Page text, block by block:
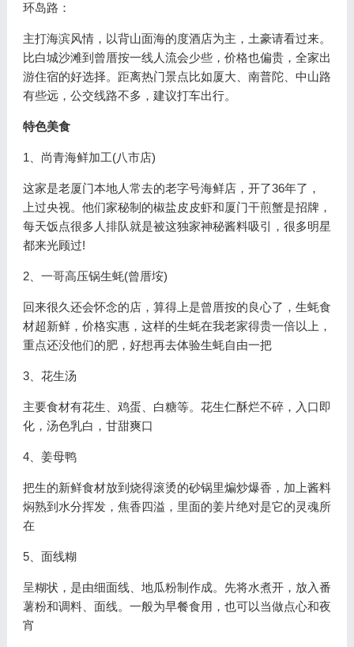
环岛路：
主打海滨风情，以背山面海的度酒店为主，土豪请看过来。
比白城沙滩到曾厝按一线人流会少些，价格也偏贵，全家出
游住宿的好选择。距离热门景点比如厦大、南普陀、中山路
有些远，公交线路不多，建议打车出行。
特色美食
1、尚青海鲜加工(八市店)
这家是老厦门本地人常去的老字号海鲜店，开了36年了，
上过央视。他们家秘制的椒盐皮皮虾和厦门干煎蟹是招牌，
每天饭点很多人排队就是被这独家神秘酱料吸引，很多明星
都来光顾过!
2、一哥高压锅生蚝(曾厝垵)
回来很久还会怀念的店，算得上是曾厝按的良心了，生蚝食
材超新鲜，价格实惠，这样的生蚝在我老家得贵一倍以上，
重点还没他们的肥，好想再去体验生蚝自由一把
3、花生汤
主要食材有花生、鸡蛋、白糖等。花生仁酥烂不碎，入口即
化，汤色乳白，甘甜爽口
4、姜母鸭
把生的新鲜食材放到烧得滚烫的砂锅里煸炒爆香，加上酱料
焖熟到水分挥发，焦香四溢，里面的姜片绝对是它的灵魂所
在
5、面线糊
呈糊状，是由细面线、地瓜粉制作成。先将水煮开，放入番
薯粉和调料、面线。一般为早餐食用，也可以当做点心和夜
宵